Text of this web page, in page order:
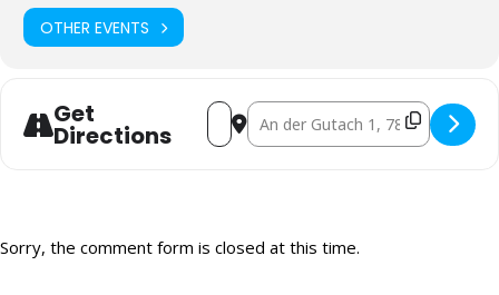
Tierschutzverein Triberg
OTHER EVENTS
Get
Directions
Address - Weihnachtsmarkt bei uns
Destination Address -
Sorry, the comment form is closed at this time.